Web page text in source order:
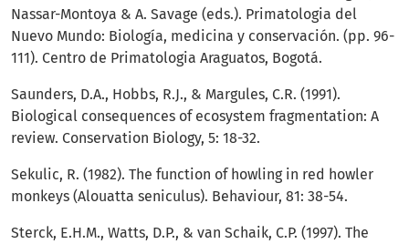
Nassar-Montoya & A. Savage (eds.). Primatologia del
Nuevo Mundo: Biología, medicina y conservación. (pp. 96-
111). Centro de Primatologia Araguatos, Bogotá.
Saunders, D.A., Hobbs, R.J., & Margules, C.R. (1991).
Biological consequences of ecosystem fragmentation: A
review. Conservation Biology, 5: 18-32.
Sekulic, R. (1982). The function of howling in red howler
monkeys (Alouatta seniculus). Behaviour, 81: 38-54.
Sterck, E.H.M., Watts, D.P., & van Schaik, C.P. (1997). The